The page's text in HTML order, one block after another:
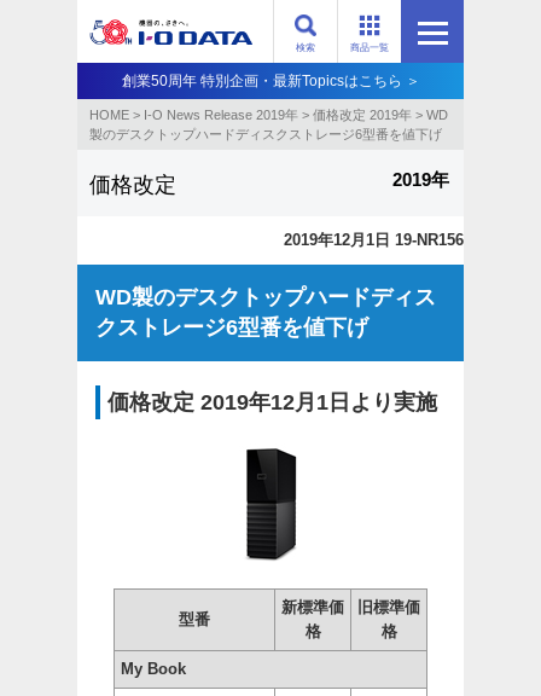
商品一覧
検索
創業50周年 特別企画・最新Topicsはこちら ＞
HOME > I-O News Release 2019年 > 価格改定 2019年 > WD
製のデスクトップハードディスクストレージ6型番を値下げ
価格改定 2019年
2019年12月1日 19-NR156
WD製のデスクトップハードディス
クストレージ6型番を値下げ
価格改定 2019年12月1日より実施
型番
新標準価
格
旧標準価
格
My Book